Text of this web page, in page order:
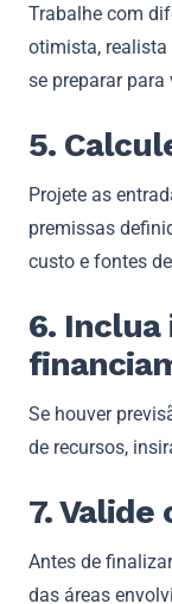
Trabalhe com
otimista, realista
se preparar
5.
Projete as
premissas
custo e fontes
6.
Se houver
de recursos,
7.
Antes de
das áreas